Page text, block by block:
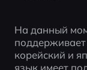
На данный
корейский и
язык имеет